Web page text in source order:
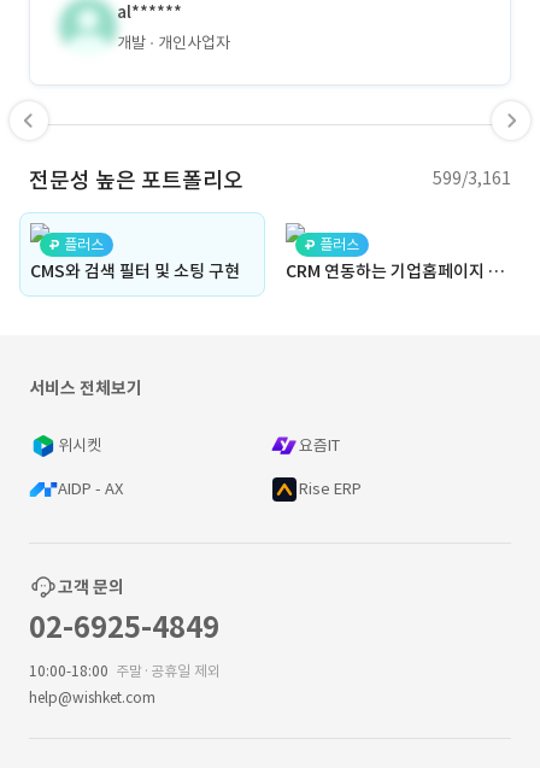
al******
개발 개인사업자
전문성 높은 포트폴리오 599/3,161
플러스
CMS와 검색 필터 및 소팅 구현
플러스
CRM 연동하는 기업홈페이지 제작
서비스 전체보기
위시켓 요즘IT
AIDP - AX Rise ERP
고객 문의
02-6925-4849
10:00-18:00 주말·공휴일 제외
help@wishket.com